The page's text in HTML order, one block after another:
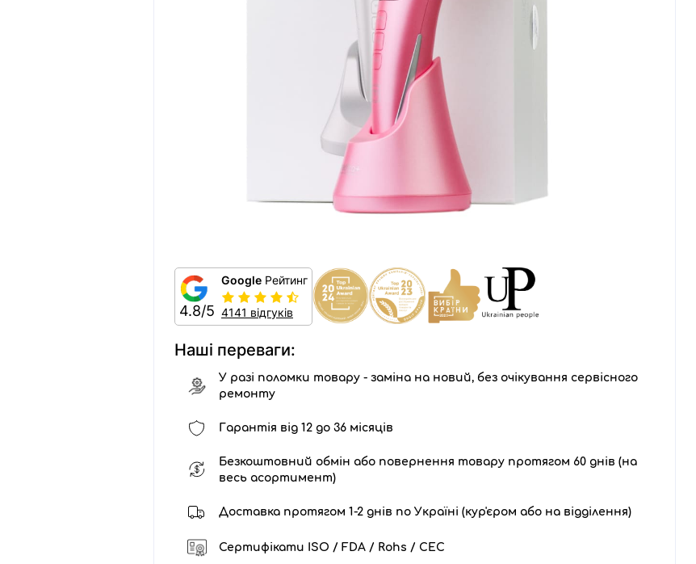
4.8/5
Google Рейтинг
4141 відгуків
Наші переваги:
У разі поломки товару - заміна на новий, без очікування сервісного
ремонту
Гарантія від 12 до 36 місяців
Безкоштовний обмін або повернення товару протягом 60 днів (на
весь асортимент)
Доставка протягом 1-2 днів по Україні (кур'єром або на відділення)
Сертифікати ISO / FDA / Rohs / CEC